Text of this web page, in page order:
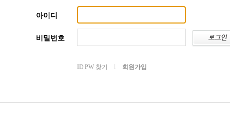
아이디
비밀번호
ID PW 찾기 회원가입